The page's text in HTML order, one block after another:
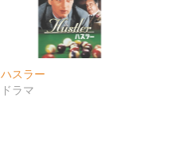
ハスラー
ドラマ